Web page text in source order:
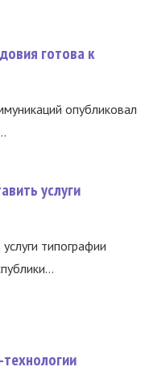
готова к
опубликовал
услуги
типографии